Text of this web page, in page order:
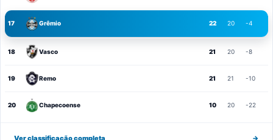
17 Grêmio 22 20 -4
18 Vasco 21 20 -8
19 Remo 21 21 -10
20 Chapecoense 10 20 -22
Ver classificação completa →